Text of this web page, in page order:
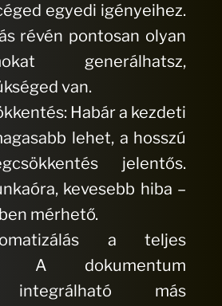
egyedi igényeihez.
révén pontosan olyan
generálhatsz,
van.
Habár a kezdeti
lehet, a hosszú
jelentős.
kevesebb hiba –
mérhető.
a teljes
A dokumentum
integrálható más